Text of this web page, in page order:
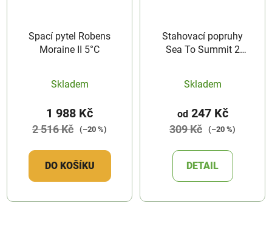
Spací pytel Robens
Moraine II 5°C
Skladem
1 988 Kč
2 516 Kč (–20 %)
DO KOŠÍKU
Stahovací popruhy
Sea To Summit 2
Skladem
od247 Kč
309 Kč (–20 %)
DETAIL